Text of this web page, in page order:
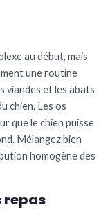
au début, mais
une routine
viandes et les abats
chien. Les os
que le chien puisse
Mélangez bien
homogène des
repas